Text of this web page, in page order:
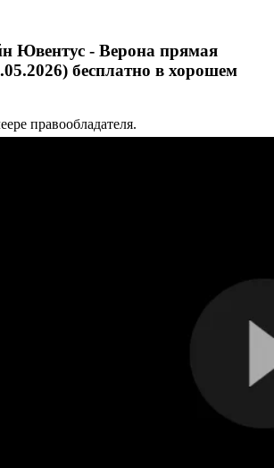
Ювентус - Верона прямая
бесплатно в хорошем
правообладателя.